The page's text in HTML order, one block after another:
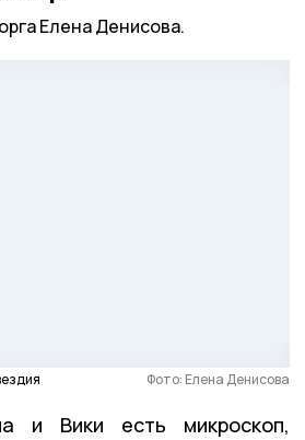
Елена Денисова.
Фото: Елена Денисова
и Вики есть микроскоп,